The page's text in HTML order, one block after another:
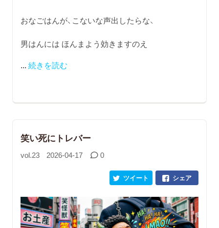
おなごはんが、こないな声出したらな、
男はんには ほんまよう効きますのえ
... 続きを読む
笑い死にトレバー
vol.23 2026-04-17 0
シェア
ツイート